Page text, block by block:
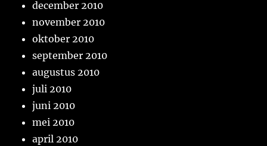
december 2010
november 2010
oktober 2010
september 2010
augustus 2010
juli 2010
juni 2010
mei 2010
april 2010